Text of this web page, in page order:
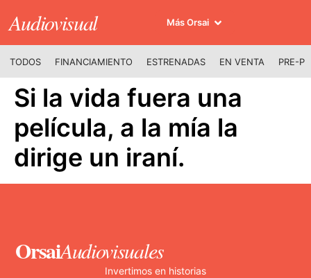
Audiovisual Más Orsai
TODOS FINANCIAMIENTO ESTRENADAS EN VENTA PRE-
Si la vida fuera una
película, a la mía la
dirige un iraní.
OrsaiAudiovisuales
Invertimos en historias